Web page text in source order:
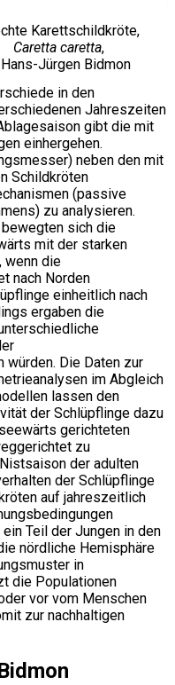
Karettschildkröte,
Caretta caretta,
Jürgen Bidmon
in den
Jahreszeiten
gibt die mit
einhergehen.
neben den mit
Schildkröten
(passive
zu analysieren.
sich die
mit der starken
wenn die
nach Norden
einheitlich nach
ergaben die
würden. Die Daten zur
im Abgleich
lassen den
der Schlüpflinge dazu
gerichteten
zu
der adulten
der Schlüpflinge
auf jahreszeitlich
Teil der Jungen in den
nördliche Hemisphäre
in
die Populationen
vor vom Menschen
zur nachhaltigen